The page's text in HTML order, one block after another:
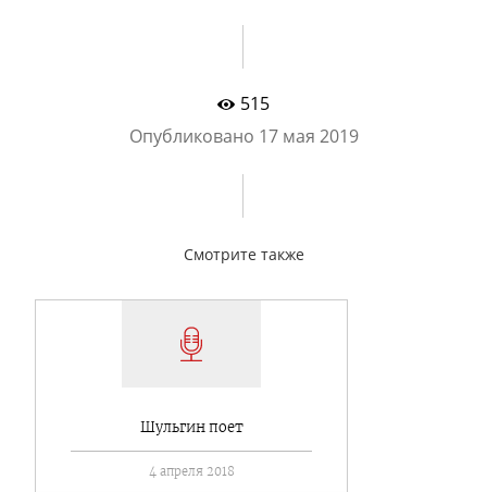
515
Опубликовано 17 мая 2019
Смотрите также
Шульгин поет
4 апреля 2018